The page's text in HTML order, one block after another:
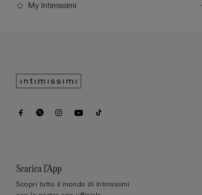
My Intimissimi
Scarica l’App
Scopri tutto il mondo di Intimissimi